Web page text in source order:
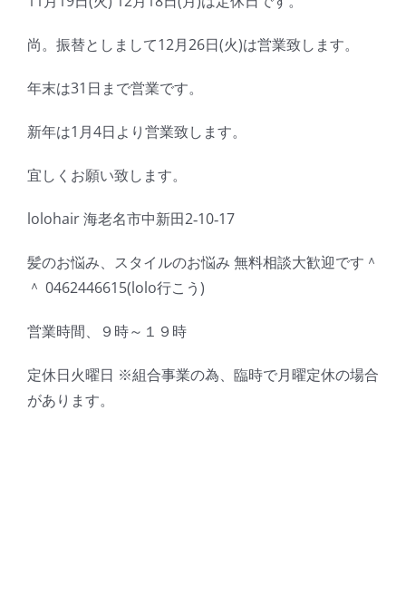
尚。振替としまして12月26日(火)は営業致します。
年末は31日まで営業です。
新年は1月4日より営業致します。
宜しくお願い致します。
lolohair 海老名市中新田2‐10‐17
髪のお悩み、スタイルのお悩み 無料相談大歓迎です＾
＾ 0462446615(lolo行こう)
営業時間、９時～１９時
定休日火曜日 ※組合事業の為、臨時で月曜定休の場合
があります。